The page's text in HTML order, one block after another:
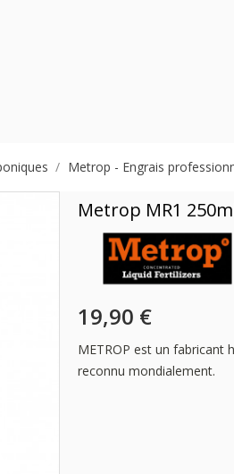
Metrop - Engrais
Metrop MR1
19,90 €
METROP est un fabricant
reconnu mondialement.